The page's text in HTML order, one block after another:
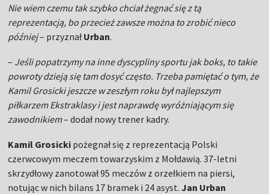
Nie wiem czemu tak szybko chciał żegnać się z tą
reprezentacją, bo przecież zawsze można to zrobić nieco
później– przyznałUrban.
– Jeśli popatrzymy na inne dyscypliny sportu jak boks, to takie
powroty dzieją się tam dosyć często. Trzeba pamiętać o tym, że
Kamil Grosicki jeszcze w zeszłym roku był najlepszym
piłkarzem Ekstraklasy i jest naprawdę wyróżniającym się
zawodnikiem– dodał nowy trener kadry.
Kamil Grosicki pożegnał się z reprezentacją Polski
czerwcowym meczem towarzyskim z Mołdawią. 37-letni
skrzydłowy zanotował 95 meczów z orzełkiem na piersi,
notując w nich bilans 17 bramek i 24 asyst. Jan Urban